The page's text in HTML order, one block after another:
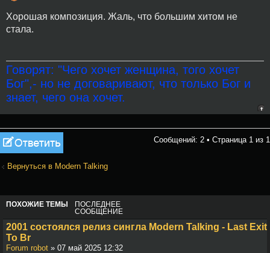
Хорошая композиция. Жаль, что большим хитом не
стала.
Говорят: "Чего хочет женщина, того хочет
Бог",- но не договаривают, что только Бог и
знает, чего она хочет.
Ответить Сообщений: 2 • Страница 1 из 1
Вернуться в Modern Talking
ПОХОЖИЕ ТЕМЫ
ПОСЛЕДНЕЕ
СООБЩЕНИЕ
2001 состоялся релиз сингла Modern Talking - Last Exit
To Br
Forum robot » 07 май 2025 12:32